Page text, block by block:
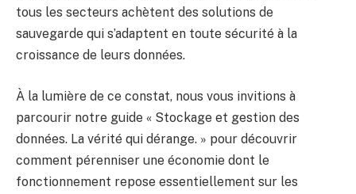
tous les secteurs achètent des solutions de
sauvegarde qui s’adaptent en toute sécurité à la
croissance de leurs données.
À la lumière de ce constat, nous vous invitions à
parcourir notre guide « Stockage et gestion des
données. La vérité qui dérange. » pour découvrir
comment pérenniser une économie dont le
fonctionnement repose essentiellement sur les